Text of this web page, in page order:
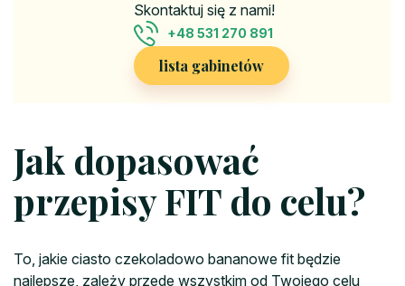
Skontaktuj się z nami!
+48 531 270 891
lista gabinetów
Jak dopasować
przepisy FIT do celu?
To, jakie ciasto czekoladowo bananowe fit będzie
najlepsze, zależy przede wszystkim od Twojego celu